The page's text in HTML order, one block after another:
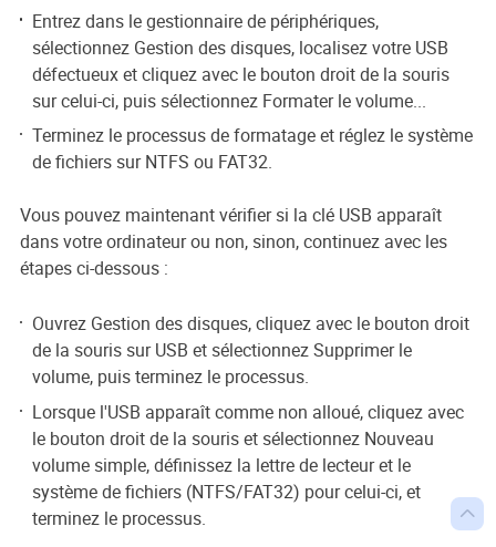

Entrez dans le gestionnaire de périphériques,
sélectionnez Gestion des disques, localisez votre USB
défectueux et cliquez avec le bouton droit de la souris
sur celui-ci, puis sélectionnez Formater le volume...
Terminez le processus de formatage et réglez le système
de fichiers sur NTFS ou FAT32.
Vous pouvez maintenant vérifier si la clé USB apparaît
dans votre ordinateur ou non, sinon, continuez avec les
étapes ci-dessous :
Ouvrez Gestion des disques, cliquez avec le bouton droit
de la souris sur USB et sélectionnez Supprimer le
volume, puis terminez le processus.
Lorsque l'USB apparaît comme non alloué, cliquez avec
le bouton droit de la souris et sélectionnez Nouveau
volume simple, définissez la lettre de lecteur et le
système de fichiers (NTFS/FAT32) pour celui-ci, et
terminez le processus.